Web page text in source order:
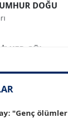
TARTAN
"Genç ölümler